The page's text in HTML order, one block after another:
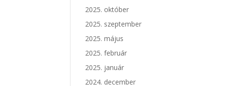
2025. október
2025. szeptember
2025. május
2025. február
2025. január
2024. december